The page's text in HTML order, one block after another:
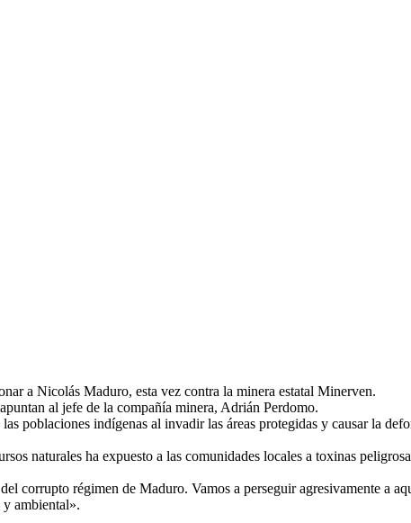
a Nicolás Maduro, esta vez contra la minera estatal Minerven.
al jefe de la compañía minera, Adrián Perdomo.
poblaciones indígenas al invadir las áreas protegidas y causar la
naturales ha expuesto a las comunidades locales a toxinas
corrupto régimen de Maduro. Vamos a perseguir agresivamente a
ambiental».